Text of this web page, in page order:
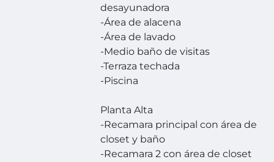
desayunadora
-Área de alacena
-Área de lavado
-Medio baño de visitas
-Terraza techada
-Piscina
Planta Alta
-Recamara principal con área de
closet y baño
-Recamara 2 con área de closet